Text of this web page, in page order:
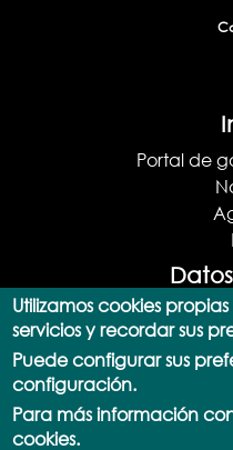
Portal de
Portal de
Utilizamos cookies
servicios y recordar sus
Puede configurar sus
configuración.
Para más información
cookies.